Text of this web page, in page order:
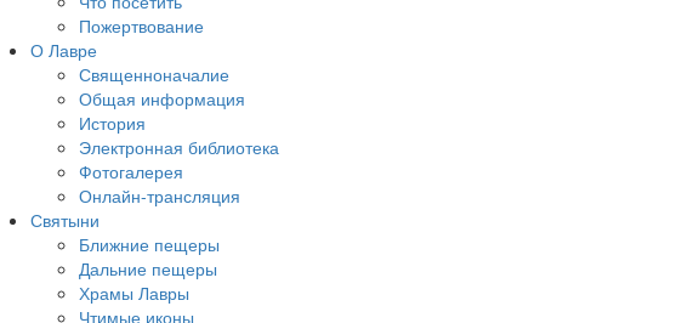
Пожертвование
О Лавре
Священноначалие
Общая информация
История
Электронная библиотека
Фотогалерея
Онлайн-трансляция
Святыни
Ближние пещеры
Дальние пещеры
Храмы Лавры
Чтимые иконы